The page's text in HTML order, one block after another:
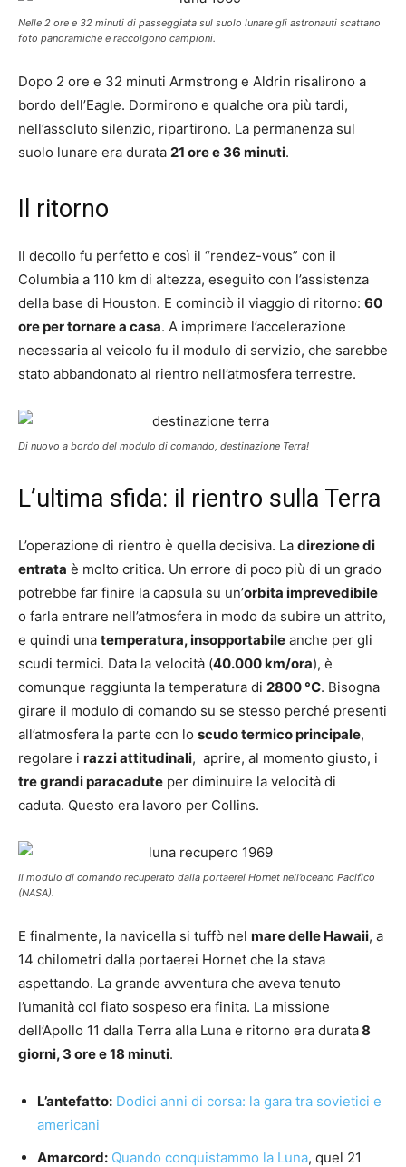
Nelle 2 ore e 32 minuti di passeggiata sul suolo lunare gli astronauti scattano
foto panoramiche e raccolgono campioni.
Dopo 2 ore e 32 minuti Armstrong e Aldrin risalirono a
bordo dell’Eagle. Dormirono e qualche ora più tardi,
nell’assoluto silenzio, ripartirono. La permanenza sul
suolo lunare era durata 21 ore e 36 minuti.
Il ritorno
Il decollo fu perfetto e così il “rendez-vous” con il
Columbia a 110 km di altezza, eseguito con l’assistenza
della base di Houston. E cominciò il viaggio di ritorno: 60
ore per tornare a casa. A imprimere l’accelerazione
necessaria al veicolo fu il modulo di servizio, che sarebbe
stato abbandonato al rientro nell’atmosfera terrestre.
Di nuovo a bordo del modulo di comando, destinazione Terra!
L’ultima sfida: il rientro sulla Terra
L’operazione di rientro è quella decisiva. La direzione di
entrata è molto critica. Un errore di poco più di un grado
potrebbe far finire la capsula su un’orbita imprevedibile
o farla entrare nell’atmosfera in modo da subire un attrito,
e quindi una temperatura, insopportabile anche per gli
scudi termici. Data la velocità (40.000 km/ora), è
comunque raggiunta la temperatura di 2800 °C. Bisogna
girare il modulo di comando su se stesso perché presenti
all’atmosfera la parte con lo scudo termico principale,
regolare i razzi attitudinali, aprire, al momento giusto, i
tre grandi paracadute per diminuire la velocità di
caduta. Questo era lavoro per Collins.
Il modulo di comando recuperato dalla portaerei Hornet nell’oceano Pacifico
(NASA).
E finalmente, la navicella si tuffò nel mare delle Hawaii, a
14 chilometri dalla portaerei Hornet che la stava
aspettando. La grande avventura che aveva tenuto
l’umanità col fiato sospeso era finita. La missione
dell’Apollo 11 dalla Terra alla Luna e ritorno era durata8
giorni, 3 ore e 18 minuti.
L’antefatto: Dodici anni di corsa: la gara tra sovietici e
americani
Amarcord: Quando conquistammo la Luna, quel 21